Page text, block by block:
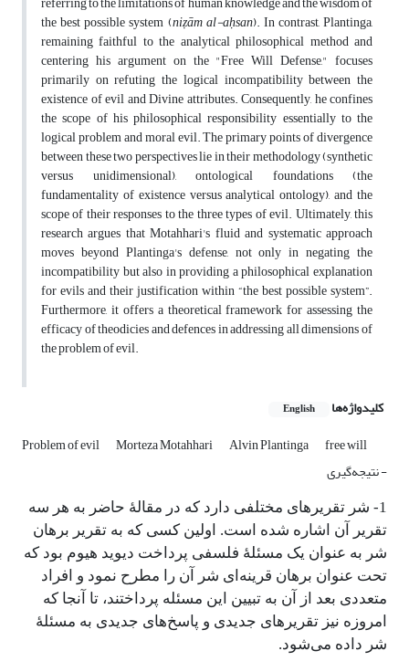
the best possible system (niẓām al-aḥsan).In contrast, Plantinga,
remaining faithful to the analytical philosophical method and
centering his argument on the "Free Will Defense," focuses
primarily on refuting the logical incompatibility between the
existence of evil and Divine attributes. Consequently, he confines
the scope of his philosophical responsibility essentially to the
logical problem and moral evil.The primary points of divergence
between these two perspectives lie in their methodology (synthetic
versus unidimensional), ontological foundations (the
fundamentality of existence versus analytical ontology), and the
scope of their responses to the three types of evil. Ultimately, this
research argues that Motahhari's fluid and systematic approach
moves beyond Plantinga's defense, not only in negating the
incompatibility but also in providing a philosophical explanation
for evils and their justification within “the best possible system”.
Furthermore, it offers a theoretical framework for assessing the
efficacy of theodicies and defences in addressing all dimensions of
the problem of evil.
کلیدواژه‌ها English
Problem of evil Morteza Motahhari Alvin Plantinga
free will
-‌ نتیجه‌گیری
1- شر تقریرهای مختلفی دارد که در مقالۀ حاضر به هر سه
تقریر آن اشاره شده است. اولین کسی که به تقریر برهان
شر به عنوان یک مسئلۀ فلسفی پرداخت دیوید هیوم بود که
تحت عنوان برهان قرینه‌ای شر آن را مطرح نمود و افراد
متعددی بعد از آن به تبیین این مسئله پرداختند، تا آنجا که
امروزه نیز تقریرهای جدیدی و پاسخ‌های جدیدی به مسئلۀ
شر داده می‌شود.